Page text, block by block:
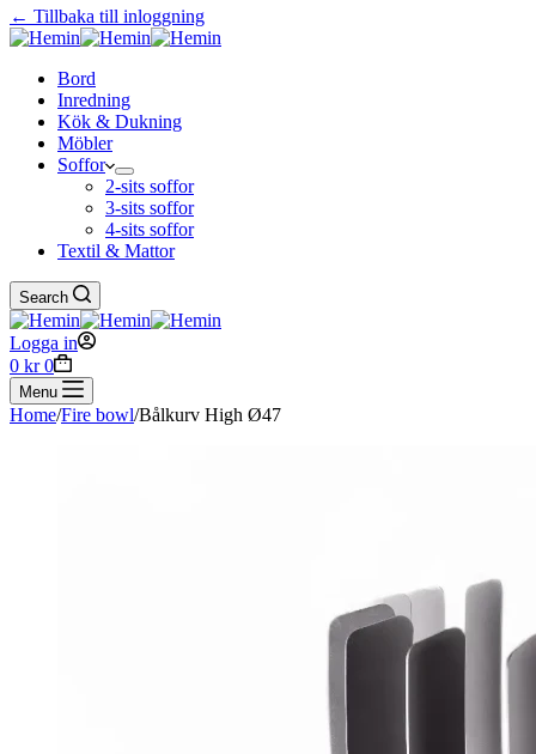
← Tillbaka till inloggning
Bord
Inredning
Kök & Dukning
Möbler
Soffor
2-sits soffor
3-sits soffor
4-sits soffor
Textil & Mattor
Search
Logga in
Shopping
cart
0 kr 0
Menu
Home/Fire bowl/Bålkurv High Ø47